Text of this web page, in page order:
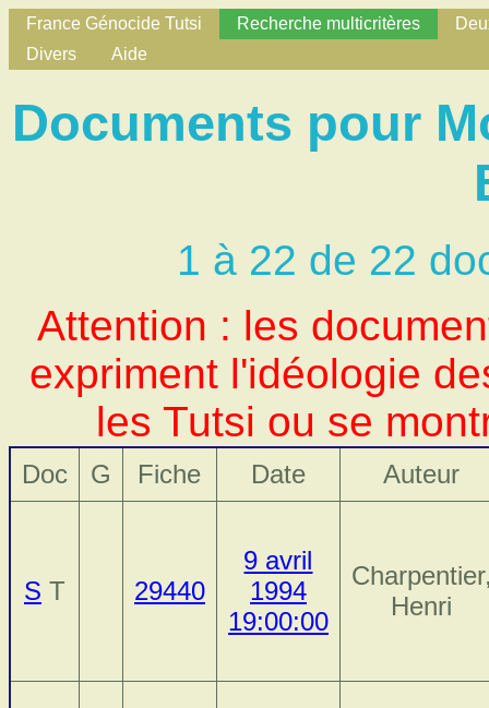
France Génocide Tutsi Recherche multicritères
Divers
Aide
Documents pour
1 à 22 de 22
Attention : les
expriment l'idéologie
les Tutsi ou se
Doc G Fiche Date Auteur
S T 29440
9 avril
1994
19:00:00
Henri